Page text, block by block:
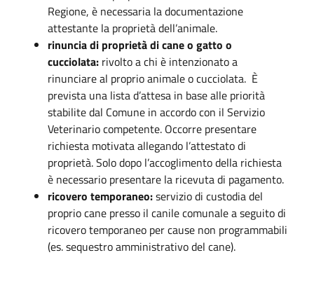
Regione, è necessaria la documentazione
attestante la proprietà dell’animale.
rinuncia di proprietà di cane o gatto o
cucciolata: rivolto a chi è intenzionato a
rinunciare al proprio animale o cucciolata. È
prevista una lista d’attesa in base alle priorità
stabilite dal Comune in accordo con il Servizio
Veterinario competente. Occorre presentare
richiesta motivata allegando l’attestato di
proprietà. Solo dopo l’accoglimento della richiesta
è necessario presentare la ricevuta di pagamento.
ricovero temporaneo:servizio di custodia del
proprio cane presso il canile comunale a seguito di
ricovero temporaneo per cause non programmabili
(es. sequestro amministrativo del cane).